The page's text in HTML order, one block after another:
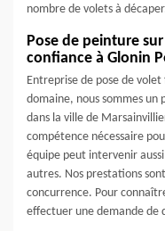
nombre de volets à
Pose de peinture
confiance à Glonin
Entreprise de pose de
domaine, nous sommes
dans la ville de
compétence nécessaire
équipe peut intervenir aussi
autres. Nos prestations
concurrence. Pour
effectuer une demande de